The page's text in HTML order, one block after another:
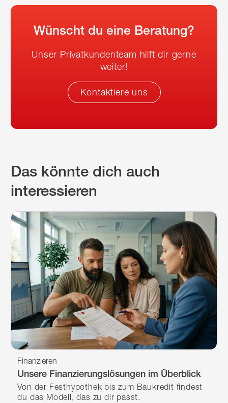
Wünscht du eine Beratung?
Unser Privatkundenteam hilft dir gerne
weiter!
Kontaktiere uns
Das könnte dich auch
interessieren
Unsere Finanzierungslösungen im Überblick
Finanzieren
Von der Festhypothek bis zum Baukredit findest
du das Modell, das zu dir passt.